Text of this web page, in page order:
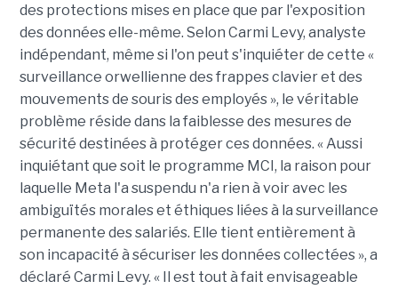
des protections mises en place que par l'exposition
des données elle-même. Selon Carmi Levy, analyste
indépendant, même si l'on peut s'inquiéter de cette «
surveillance orwellienne des frappes clavier et des
mouvements de souris des employés », le véritable
problème réside dans la faiblesse des mesures de
sécurité destinées à protéger ces données. « Aussi
inquiétant que soit le programme MCI, la raison pour
laquelle Meta l'a suspendu n'a rien à voir avec les
ambiguïtés morales et éthiques liées à la surveillance
permanente des salariés. Elle tient entièrement à
son incapacité à sécuriser les données collectées », a
déclaré Carmi Levy. « Il est tout à fait envisageable